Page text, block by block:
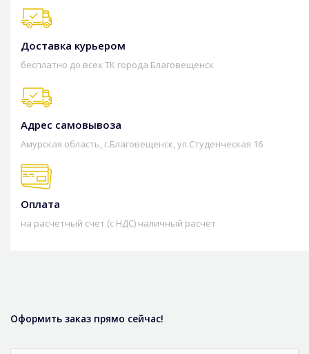
Доставка курьером
бесплатно до всех ТК города Благовещенск
Адрес самовывоза
Амурская область, г.Благовещенск, ул.Студенческая 16
Оплата
на расчетный счет (с НДС) наличный расчет
Оформить заказ прямо сейчас!